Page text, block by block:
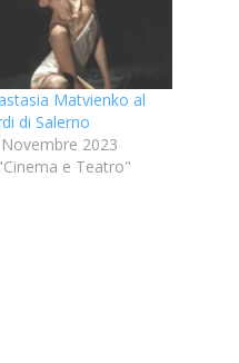
Matvienko al
di Salerno
2023
e Teatro"